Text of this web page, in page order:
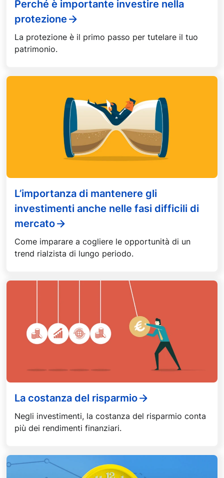
Perché è importante investire nella
protezione
La protezione è il primo passo per tutelare il tuo
patrimonio.
L’importanza di mantenere gli
investimenti anche nelle fasi difficili di
mercato
Come imparare a cogliere le opportunità di un
trend rialzista di lungo periodo.
La costanza del risparmio
Negli investimenti, la costanza del risparmio conta
più dei rendimenti finanziari.